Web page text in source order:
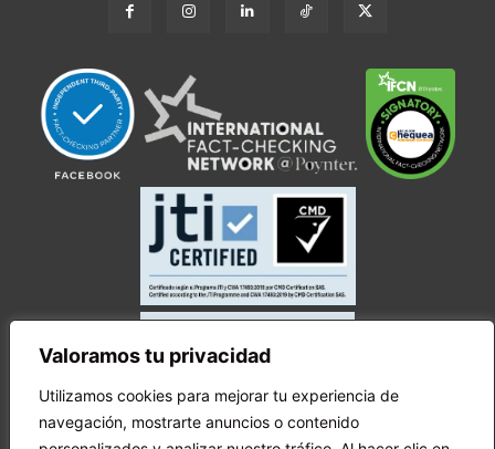
Valoramos tu privacidad
Utilizamos cookies para mejorar tu experiencia de
navegación, mostrarte anuncios o contenido